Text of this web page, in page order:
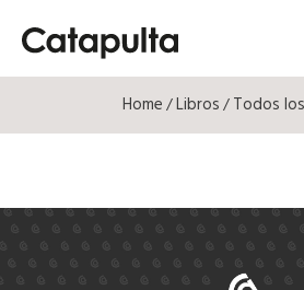
Home/Libros/Todos